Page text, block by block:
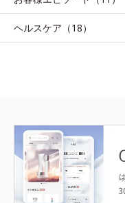
ヘルスケア（18）